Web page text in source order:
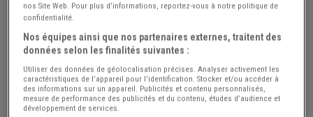
Auto Passion Rénovation PRO
Hérault (34) - NISSAN-LEZ-ENSERUNE (34440)
Voir sur la carte
Cette annonce a été retirée suite à une vente ou
nos Site Web. Pour plus d’informations, reportez-vous à notre politique de
confidentialité.
Nos équipes ainsi que nos partenaires externes, traitent des
données selon les finalités suivantes :
Utiliser des données de géolocalisation précises. Analyser activement les
caractéristiques de l’appareil pour l’identification. Stocker et/ou accéder à
des informations sur un appareil. Publicités et contenu personnalisés,
mesure de performance des publicités et du contenu, études d’audience et
développement de services.